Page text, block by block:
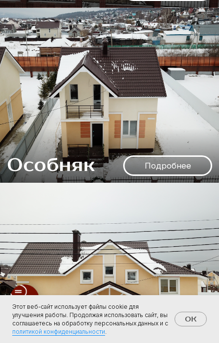
Этот веб-сайт использует файлы cookie для
улучшения работы. Продолжая использовать сайт, вы
соглашаетесь на обработку персональных данных и с
политикой конфиденциальности.
OK